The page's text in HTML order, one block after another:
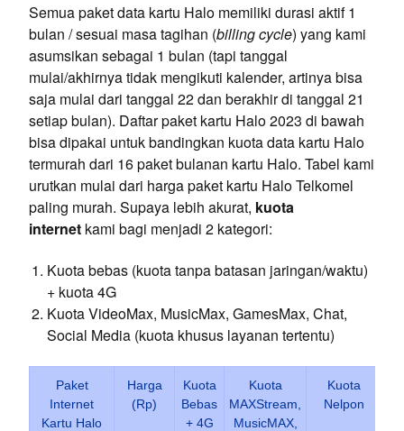
Semua paket data kartu Halo memiliki durasi aktif 1
bulan / sesuai masa tagihan (billing cycle) yang kami
asumsikan sebagai 1 bulan (tapi tanggal
mulai/akhirnya tidak mengikuti kalender, artinya bisa
saja mulai dari tanggal 22 dan berakhir di tanggal 21
setiap bulan). Daftar paket kartu Halo 2023 di bawah
bisa dipakai untuk bandingkan kuota data kartu Halo
termurah dari 16 paket bulanan kartu Halo. Tabel kami
urutkan mulai dari harga paket kartu Halo Telkomel
paling murah. Supaya lebih akurat, kuota
internet kami bagi menjadi 2 kategori:
Kuota bebas (kuota tanpa batasan jaringan/waktu)
+ kuota 4G
Kuota VideoMax, MusicMax, GamesMax, Chat,
Social Media (kuota khusus layanan tertentu)
Paket
Internet
Kartu Halo
Harga
(Rp)
Kuota
Bebas
+ 4G
Kuota
MAXStream,
MusicMAX,
Kuota
Nelpon